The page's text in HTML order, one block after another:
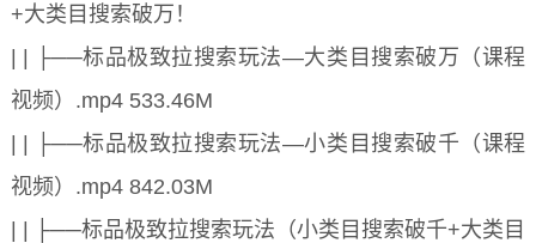
+大类目搜索破万！
| | ├──标品极致拉搜索玩法—大类目搜索破万（课程
视频）.mp4 533.46M
| | ├──标品极致拉搜索玩法—小类目搜索破千（课程
视频）.mp4 842.03M
| | ├──标品极致拉搜索玩法（小类目搜索破千+大类目